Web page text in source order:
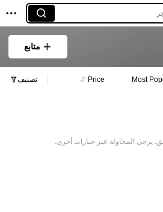
متابع
Most
Price تصنيف
يرجى المحاولة عبر خيارات أخرى.